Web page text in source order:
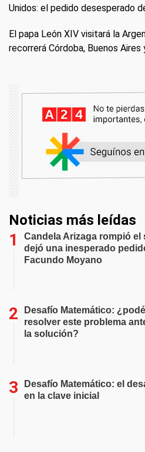
Unidos: el pedido desesperado
El papa León XIV visitará la
recorrerá Córdoba, Buenos Aires
Noticias más leídas
Candela Arizaga rompió el
dejó una inesperado
Facundo Moyano
Desafío Matemático:
resolver este problema
la solución?
Desafío Matemático: el
en la clave inicial